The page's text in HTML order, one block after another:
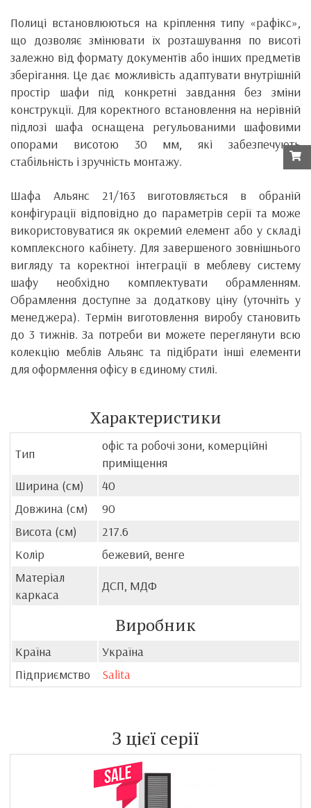
Полиці встановлюються на кріплення типу «рафікс»,
що дозволяє змінювати їх розташування по висоті
залежно від формату документів або інших предметів
зберігання. Це дає можливість адаптувати внутрішній
простір шафи під конкретні завдання без зміни
конструкції. Для коректного встановлення на нерівній
підлозі шафа оснащена регульованими шафовими
опорами висотою 30 мм, які забезпечують
стабільність і зручність монтажу.
Шафа Альянс 21/163 виготовляється в обраній
конфігурації відповідно до параметрів серії та може
використовуватися як окремий елемент або у складі
комплексного кабінету. Для завершеного зовнішнього
вигляду та коректної інтеграції в меблеву систему
шафу необхідно комплектувати обрамленням.
Обрамлення доступне за додаткову ціну (уточніть у
менеджера). Термін виготовлення виробу становить
до 3 тижнів. За потреби ви можете переглянути всю
колекцію меблів Альянс та підібрати інші елементи
для оформлення офісу в єдиному стилі.
Характеристики
Тип
офіс та робочі зони, комерційні
приміщення
Ширина (см)
40
Довжина (см)
90
Висота (см)
217.6
Колір
бежевий, венге
Матеріал
каркаса
ДСП, МДФ
Виробник
Країна
Україна
Підприємство
Salita
З цієї серії